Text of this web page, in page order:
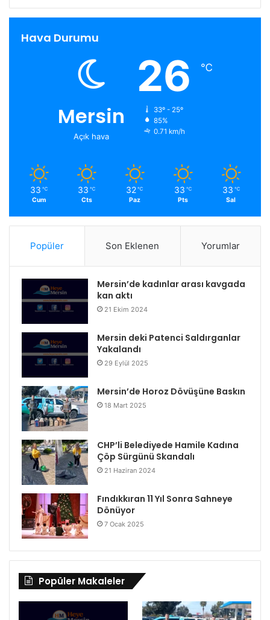
Hava Durumu
Mersin
Açık hava
26 ℃
33º - 25º
85%
0.71 km/h
33 ℃
Cum
33 ℃
Cts
32 ℃
Paz
33 ℃
Pts
33 ℃
Sal
Popüler Son Eklenen Yorumlar
Mersin’de kadınlar arası kavgada
kan aktı
21 Ekim 2024
Mersin deki Patenci Saldırganlar
Yakalandı
29 Eylül 2025
Mersin’de Horoz Dövüşüne Baskın
18 Mart 2025
CHP’li Belediyede Hamile Kadına
Çöp Sürgünü Skandalı
21 Haziran 2024
Fındıkkıran 11 Yıl Sonra Sahneye
Dönüyor
7 Ocak 2025
Popüler Makaleler